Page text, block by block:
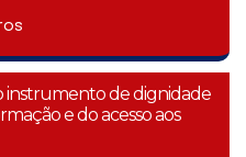
instrumento de dignidade
e do acesso aos